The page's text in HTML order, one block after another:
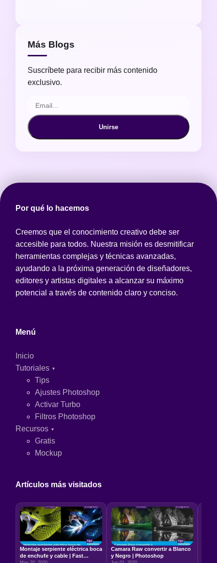
Más Blogs
Suscríbete para recibir más contenido
exclusivo.
Unirse
Por qué lo hacemos
Creemos que el conocimiento creativo debe ser
accesible para todos. Nuestra misión es desmitificar
herramientas complejas y técnicas avanzadas,
ayudando a la próxima generación de diseñadores,
editores y artistas digitales a alcanzar su máximo
potencial a través de contenido claro y conciso.
Menú
Inicio
Tutoriales
Tips
Ajustes Photoshop
Activar Turbo
Filtros Photoshop
Recursos
Gratis
Mockup
Artículos más visitados
Montaje serpiente eléctrica boca
de enchufe y cable | Fast
Camara Raw convertir a Blanco
y Negro | Photoshop